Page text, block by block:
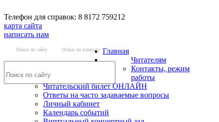
Телефон для справок: 8 8172 759212
карта сайта
написать нам
Поиск по сайту Поиск по каталогу Главная
Читателям
Контакты, режим
работы
Читательский билет ОНЛАЙН
Ответы на часто задаваемые вопросы
Личный кабинет
Календарь событий